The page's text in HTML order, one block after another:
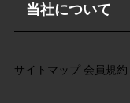
当社について
サイトマップ 会員規約